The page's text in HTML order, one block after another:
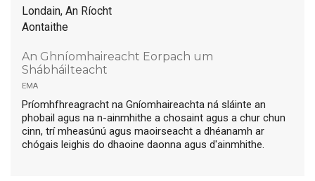
Londain, An Ríocht
Aontaithe
An Ghníomhaireacht Eorpach um
Shábháilteacht
ema
Príomhfhreagracht na Gníomhaireachta ná sláinte an
phobail agus na n-ainmhithe a chosaint agus a chur chun
cinn, trí mheasúnú agus maoirseacht a dhéanamh ar
chógais leighis do dhaoine daonna agus d'ainmhithe.